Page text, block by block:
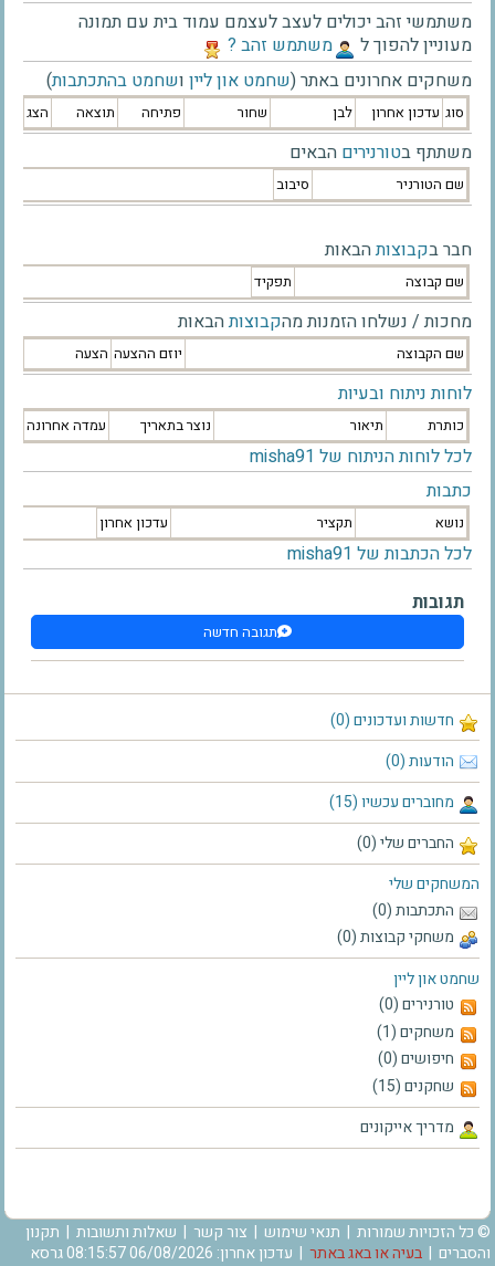
חדשות ועדכונים (0)
הודעות (0)
מחוברים עכשיו (15)
החברים שלי (0)
המשחקים שלי
התכתבות (0)
משחקי קבוצות (0)
שחמט און ליין
טורנירים (0)
משחקים (1)
חיפושים (0)
שחקנים (15)
מדריך אייקונים
משתמשי זהב יכולים לעצב לעצמם עמוד בית עם תמונה
מעוניין להפוך ל
‫משתמש זהב ?‬
משחקים אחרונים באתר (שחמט און ליין ושחמט בהתכתבות)
סוג עדכון אחרון לבן שחור פתיחה תוצאה הצג
משתתף בטורנירים הבאים
שם הטורניר סיבוב
חבר בקבוצותהבאות
שם קבוצה תפקיד
מחכות / נשלחו הזמנות מהקבוצותהבאות
שם הקבוצה יוזם ההצעה הצעה
לוחות ניתוח ובעיות
כותרת תיאור נוצר בתאריך עמדה אחרונה
לכל לוחות הניתוח של misha91
כתבות
נושא תקציר עדכון אחרון
לכל הכתבות של misha91
תגובות
תגובה חדשה
© כל הזכויות שמורות | תנאי שימוש | צור קשר | שאלות ותשובות | תקנון
והסברים | בעיה או באג באתר
| עדכון אחרון: 06/08/2026 08:15:57 גרסא